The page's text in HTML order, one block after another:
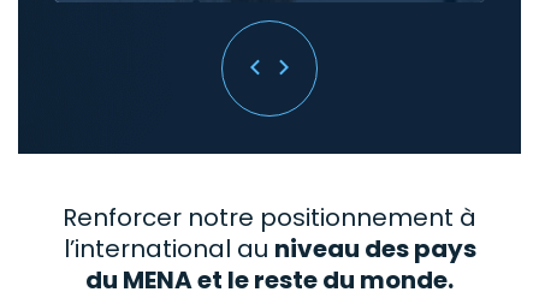
Renforcer notre positionnement à
l’international au niveau des pays
du MENA et le reste du monde.